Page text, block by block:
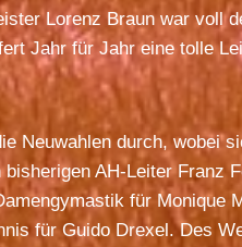
Lorenz Braun war voll
Jahr für Jahr eine tolle
Neuwahlen durch, wobei
AH-Leiter Franz
für Monique
für Guido Drexel. Des